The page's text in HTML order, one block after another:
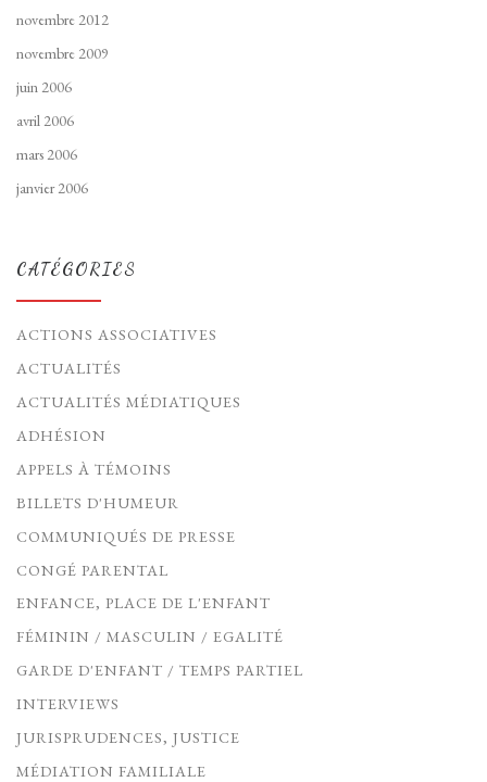
novembre 2012
novembre 2009
juin 2006
avril 2006
mars 2006
janvier 2006
CATÉGORIES
ACTIONS ASSOCIATIVES
ACTUALITÉS
ACTUALITÉS MÉDIATIQUES
ADHÉSION
APPELS À TÉMOINS
BILLETS D'HUMEUR
COMMUNIQUÉS DE PRESSE
CONGÉ PARENTAL
ENFANCE, PLACE DE L'ENFANT
FÉMININ / MASCULIN / EGALITÉ
GARDE D'ENFANT / TEMPS PARTIEL
INTERVIEWS
JURISPRUDENCES, JUSTICE
MÉDIATION FAMILIALE